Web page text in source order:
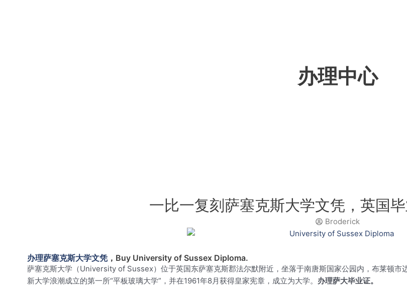
办理中心
一比一复刻萨塞克斯大学文凭，英国
Broderick
办理萨塞克斯大学文凭 ，Buy University of Sussex Diploma.
萨塞克斯大学（University of Sussex）位于英国东萨塞克斯郡法尔默附近，坐落于南唐斯国家公园内，布莱顿
新大学浪潮成立的第一所“平板玻璃大学”，并在1961年8月获得皇家宪章，成立为大学。 办理萨大毕业证。